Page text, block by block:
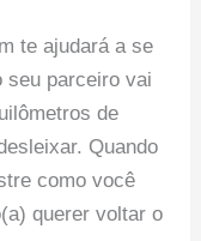
te ajudará a se
seu parceiro vai
de
Quando
como você
querer voltar o